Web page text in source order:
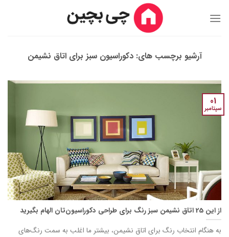
آرشیو برچسب های:دکوراسیون سبز برای اتاق نشیمن
از این 25 اتاق نشیمن سبز رنگ برای طراحی دکوراسیون‌تان الهام بگیرید
به هنگام انتخاب رنگ برای اتاق نشیمن، بیشتر ما اغلب به سمت رنگ‌های
01
سپتامبر